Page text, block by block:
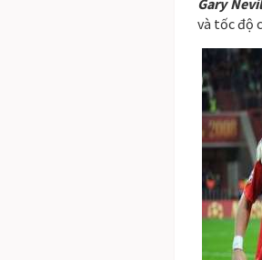
Gary
và tốc độ